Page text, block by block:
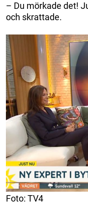
– Du mörkade det!
och skrattade.
Foto: TV4